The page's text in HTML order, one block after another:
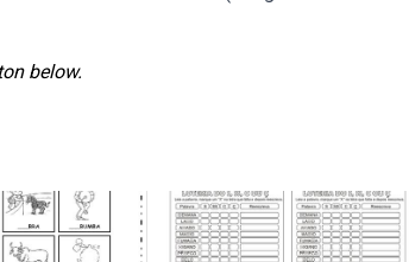
below.